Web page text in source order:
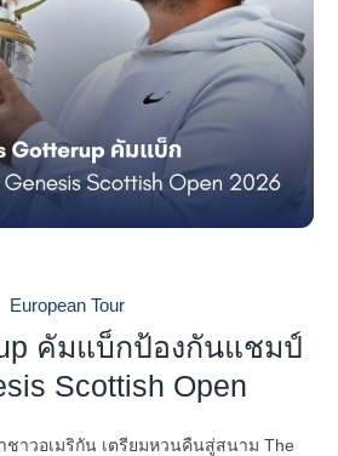
European Tour
คัมแบ็กป้องกันแชมป์
Scottish Open
ชาวอเมริกัน เตรียมหวนคืนสู่สนาม The